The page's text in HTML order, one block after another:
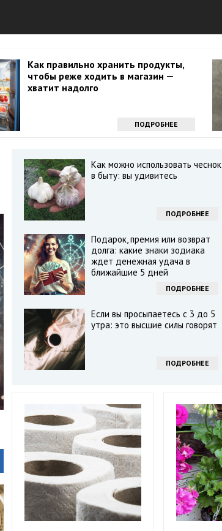
Как правильно хранить продукты,
чтобы реже ходить в магазин —
хватит надолго
ПОДРОБНЕЕ
Как можно использовать чеснок
в быту: вы удивитесь
ПОДРОБНЕЕ
Подарок, премия или возврат
долга: какие знаки зодиака
ждет денежная удача в
ближайшие 5 дней
ПОДРОБНЕЕ
Если вы просыпаетесь с 3 до 5
утра: это высшие силы говорят
ПОДРОБНЕЕ